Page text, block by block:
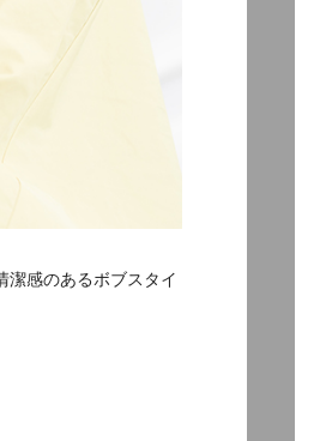
潔感のあるボブスタイ